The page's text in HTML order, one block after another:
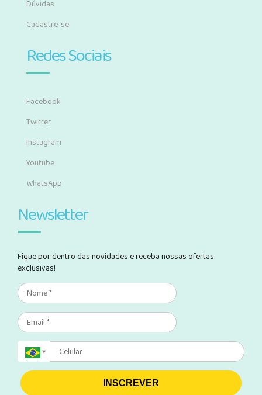
Dúvidas
Cadastre-se
Redes Sociais
Facebook
Twitter
Instagram
Youtube
WhatsApp
Newsletter
Fique por dentro das novidades e receba nossas ofertas
exclusivas!
INSCREVER